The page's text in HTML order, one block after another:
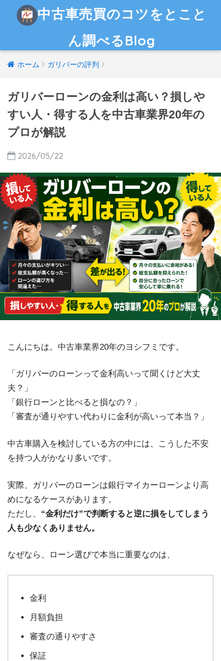
中古車売買のコツをとこと
ん調べるBlog
ホーム ガリバーの評判
ガリバーローンの金利は高い？損しや
すい人・得する人を中古車業界20年の
プロが解説
2026/05/22
こんにちは。中古車業界20年のヨシフミです。
「ガリバーのローンって金利高いって聞くけど大丈
夫？」
「銀行ローンと比べると損なの？」
「審査が通りやすい代わりに金利が高いって本当？」
中古車購入を検討している方の中には、こうした不安
を持つ人がかなり多いです。
実際、ガリバーのローンは銀行マイカーローンより高
めになるケースがあります。
ただし、 “金利だけ”で判断すると逆に損をしてしまう
人も少なくありません。
なぜなら、ローン選びで本当に重要なのは、
金利
月額負担
審査の通りやすさ
保証